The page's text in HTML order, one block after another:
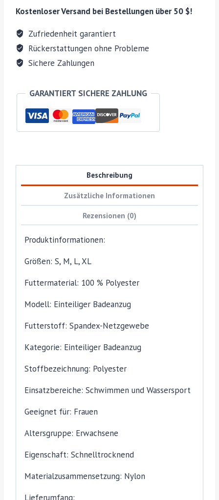
mit
Mesh-
Einsätzen
Menge
Kostenloser Versand bei Bestellungen über 50 $!
Zufriedenheit garantiert
Rückerstattungen ohne Probleme
Sichere Zahlungen
GARANTIERT SICHERE ZAHLUNG
Beschreibung
Zusätzliche Informationen
Rezensionen (0)
Produktinformationen:
Größen: S, M, L, XL
Futtermaterial: 100 % Polyester
Modell: Einteiliger Badeanzug
Futterstoff: Spandex-Netzgewebe
Kategorie: Einteiliger Badeanzug
Stoffbezeichnung: Polyester
Einsatzbereiche: Schwimmen und Wassersport
Geeignet für: Frauen
Altersgruppe: Erwachsene
Eigenschaft: Schnelltrocknend
Materialzusammensetzung: Nylon
Lieferumfang: